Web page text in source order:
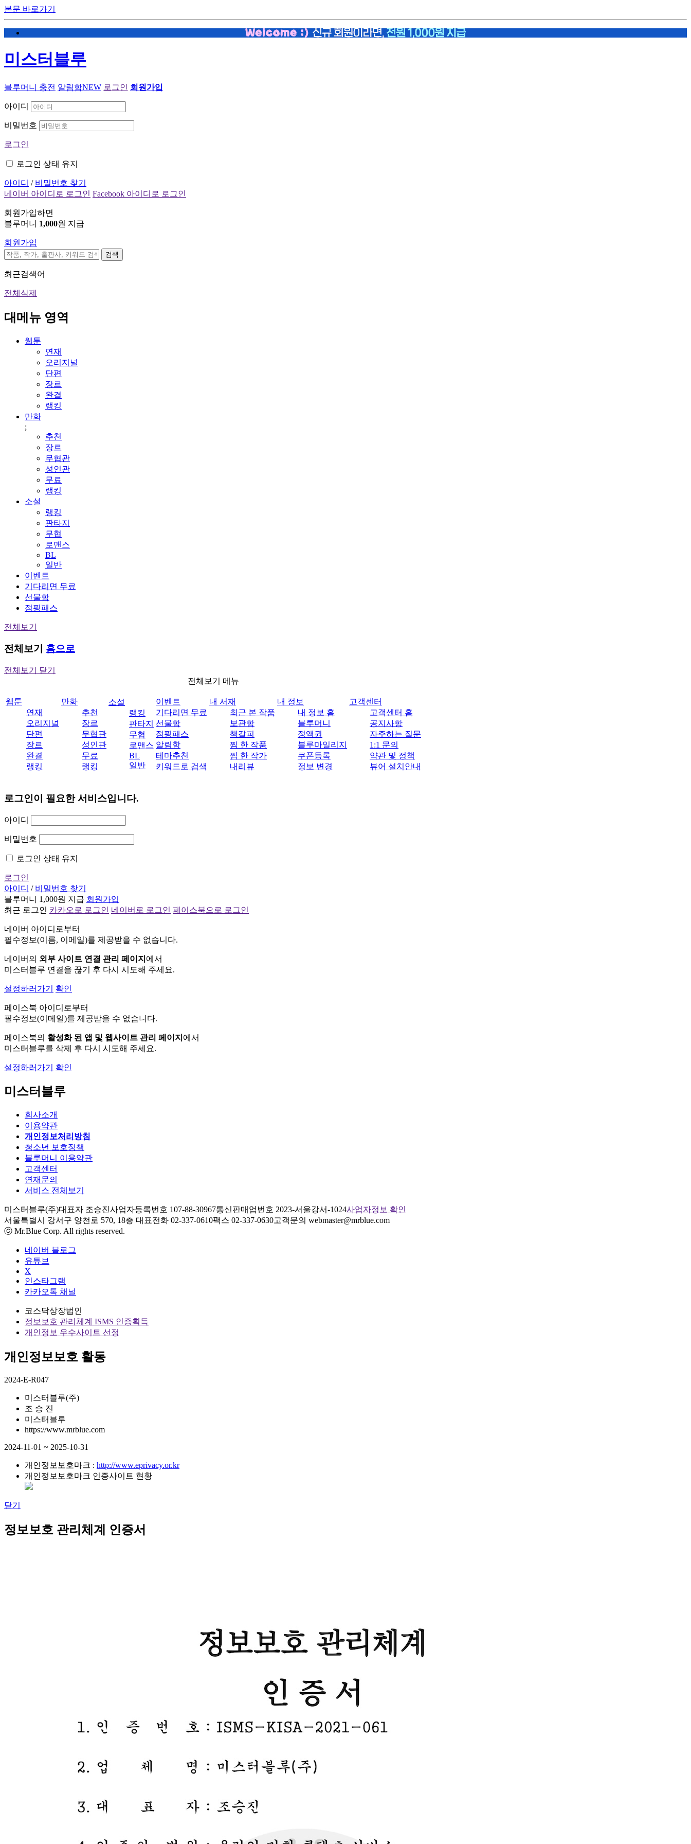
본문 바로가기
미스터블루
블루머니 충전 알림함NEW 로그인 회원가입
아이디
비밀번호
로그인
로그인 상태 유지
아이디 / 비밀번호 찾기
네이버 아이디로 로그인 Facebook 아이디로 로그인
회원가입하면
블루머니 1,000원 지급
회원가입
검색
최근검색어
전체삭제
대메뉴 영역
웹툰
연재
오리지널
단편
장르
완결
랭킹
만화
;
추천
장르
무협관
성인관
무료
랭킹
소설
랭킹
판타지
무협
로맨스
BL
일반
이벤트
기다리면 무료
선물함
점핑패스
전체보기
전체보기 홈으로
전체보기 닫기
전체보기 메뉴
웹툰
연재
오리지널
단편
장르
완결
랭킹
만화
추천
장르
무협관
성인관
무료
랭킹
소설
랭킹
판타지
무협
로맨스
BL
일반
이벤트
기다리면 무료
선물함
점핑패스
알림함
테마추천
키워드로 검색
내 서재
최근 본 작품
보관함
책갈피
찜 한 작품
찜 한 작가
내리뷰
내 정보
내 정보 홈
블루머니
정액권
블루마일리지
쿠폰등록
정보 변경
고객센터
고객센터 홈
공지사항
자주하는 질문
1:1 문의
약관 및 정책
뷰어 설치안내
로그인이 필요한 서비스입니다.
아이디
비밀번호
로그인 상태 유지
로그인
아이디 / 비밀번호 찾기
블루머니 1,000원 지급 회원가입
최근 로그인 카카오로 로그인 네이버로 로그인 페이스북으로 로그인
네이버 아이디로부터
필수정보(이름, 이메일)를 제공받을 수 없습니다.
네이버의 외부 사이트 연결 관리 페이지 에서
미스터블루 연결을 끊기 후 다시 시도해 주세요.
설정하러가기 확인
페이스북 아이디로부터
필수정보(이메일)를 제공받을 수 없습니다.
페이스북의 활성화 된 앱 및 웹사이트 관리 페이지 에서
미스터블루를 삭제 후 다시 시도해 주세요.
설정하러가기 확인
미스터블루
회사소개
이용약관
개인정보처리방침
청소년 보호정책
블루머니 이용약관
고객센터
연재문의
서비스 전체보기
미스터블루(주)대표자 조승진사업자등록번호 107-88-30967통신판매업번호 2023-서울강서-1024사업자정보 확인
서울특별시 강서구 양천로 570, 18층 대표전화 02-337-0610팩스 02-337-0630고객문의 webmaster@mrblue.com
ⓒ Mr.Blue Corp. All rights reserved.
네이버 블로그
유튜브
X
인스타그램
카카오톡 채널
코스닥상장법인
정보보호 관리체계 ISMS 인증획득
개인정보 우수사이트 선정
개인정보보호 활동
2024-E-R047
미스터블루(주)
조 승 진
미스터블루
https://www.mrblue.com
2024-11-01 ~ 2025-10-31
개인정보보호마크 : http://www.eprivacy.or.kr
개인정보보호마크 인증사이트 현황
닫기
정보보호 관리체계 인증서